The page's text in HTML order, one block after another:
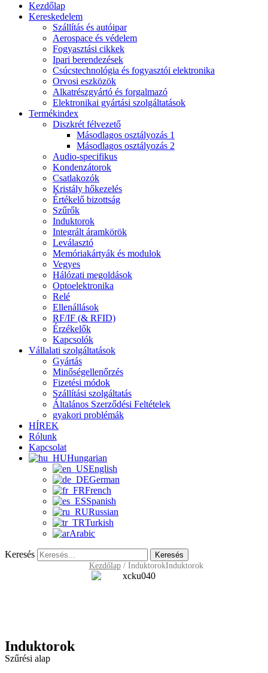
Kezdőlap
Kereskedelem
Szállítás és autóipar
Aerospace és védelem
Fogyasztási cikkek
Ipari berendezések
Csúcstechnológia és fogyasztói elektronika
Orvosi eszközök
Alkatrészgyártó és forgalmazó
Elektronikai gyártási szolgáltatások
Termékindex
Diszkrét félvezető
Másodlagos osztályozás 1
Másodlagos osztályozás 2
Audio-specifikus
Kondenzátorok
Csatlakozók
Kristály hőkezelés
Értékelő bizottság
Szűrők
Induktorok
Integrált áramkörök
Leválasztó
Memóriakártyák és modulok
Vegyes
Hálózati megoldások
Optoelektronika
Relé
Ellenállások
RF/IF (& RFID)
Érzékelők
Kapcsolók
Vállalati szolgáltatások
Gyártás
Minőségellenőrzés
Fizetési módok
Szállítási szolgáltatás
Általános Szerződési Feltételek
gyakori problémák
HÍREK
Rólunk
Kapcsolat
Hungarian
English
German
French
Spanish
Russian
Turkish
Arabic
Keresés
Keresés
Kezdőlap/ InduktorokInduktorok
Induktorok
Szűrési alap